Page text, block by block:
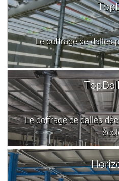
Le coffrage de dalles
Le coffrage de dalles